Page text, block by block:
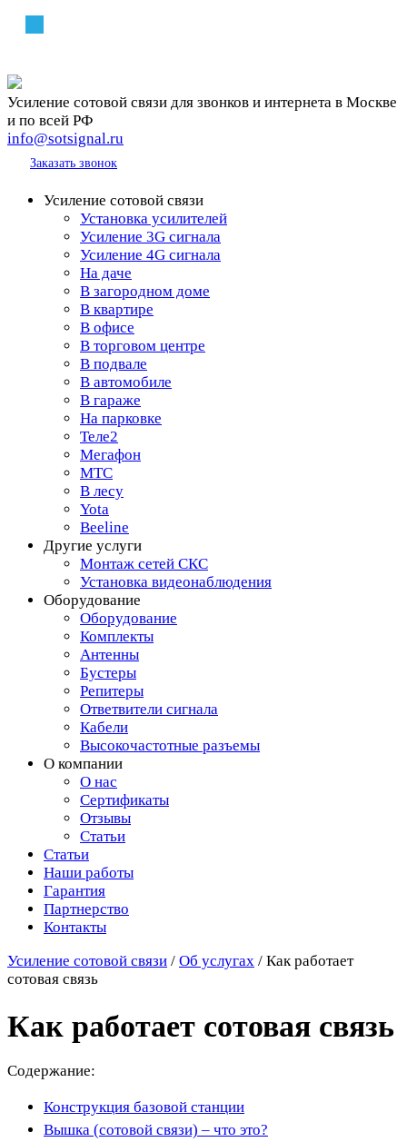
Усиление сотовой связи для звонков и интернета в Москве
и по всей РФ
info@sotsignal.ru
Заказать звонок
Усиление сотовой связи
Установка усилителей
Усиление 3G сигнала
Усиление 4G сигнала
На даче
В загородном доме
В квартире
В офисе
В торговом центре
В подвале
В автомобиле
В гараже
На парковке
Теле2
Мегафон
МТС
В лесу
Yota
Beeline
Другие услуги
Монтаж сетей СКС
Установка видеонаблюдения
Оборудование
Оборудование
Комплекты
Антенны
Бустеры
Репитеры
Ответвители сигнала
Кабели
Высокочастотные разъемы
О компании
О нас
Сертификаты
Отзывы
Статьи
Статьи
Наши работы
Гарантия
Партнерство
Контакты
Усиление сотовой связи / Об услугах / Как работает
сотовая связь
Как работает сотовая связь
Содержание:
Конструкция базовой станции
Вышка (сотовой связи) – что это?